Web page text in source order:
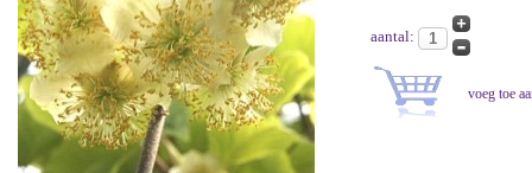
aantal: